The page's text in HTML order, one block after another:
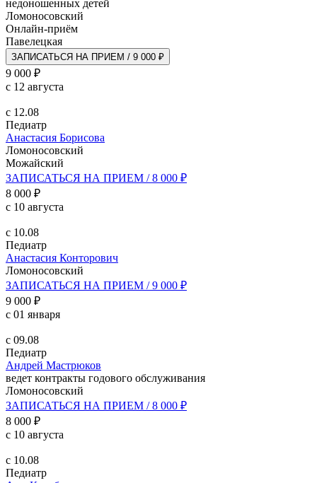
недоношенных детей
Ломоносовский
Онлайн-приём
Павелецкая
ЗАПИСАТЬСЯ НА ПРИЕМ / 9 000 ₽
9 000 ₽
с 12 августа
с 12.08
Педиатр
Анастасия Борисова
Ломоносовский
Можайский
ЗАПИСАТЬСЯ НА ПРИЕМ / 8 000 ₽
8 000 ₽
с 10 августа
с 10.08
Педиатр
Анастасия Конторович
Ломоносовский
ЗАПИСАТЬСЯ НА ПРИЕМ / 9 000 ₽
9 000 ₽
с 01 января
с 09.08
Педиатр
Андрей Мастрюков
ведет контракты годового обслуживания
Ломоносовский
ЗАПИСАТЬСЯ НА ПРИЕМ / 8 000 ₽
8 000 ₽
с 10 августа
с 10.08
Педиатр